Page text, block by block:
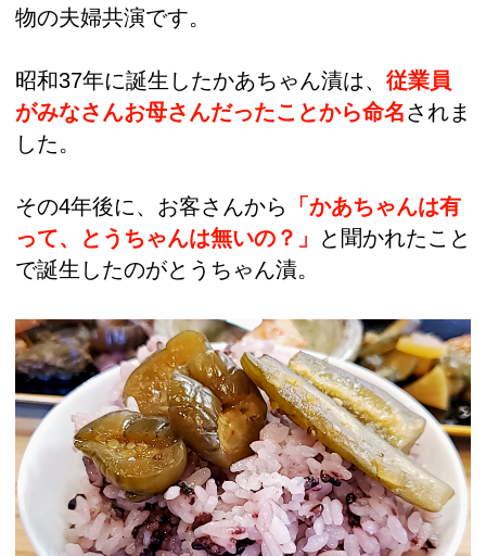
物の夫婦共演です。
昭和37年に誕生したかあちゃん漬は、 従業員
がみなさんお母さんだったことから命名されま
した。
その4年後に、お客さんから
「かあちゃんは有
って、とうちゃんは無いの？」
と聞かれたこと
で誕生したのがとうちゃん漬。